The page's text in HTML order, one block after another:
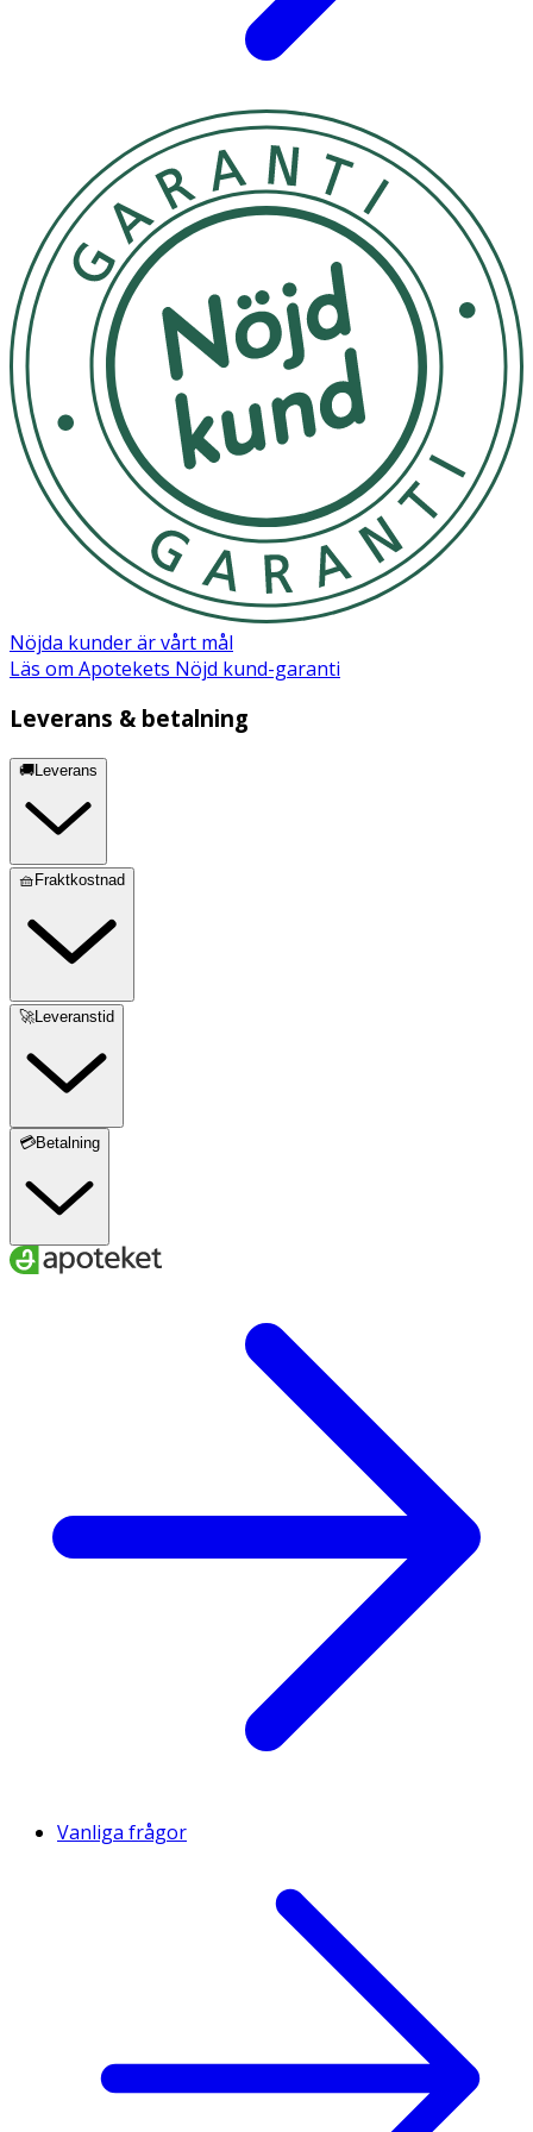
Nöjda kunder är vårt mål
Läs om Apotekets Nöjd kund-garanti
Leverans & betalning
🚚Leverans
🧺Fraktkostnad
🚀Leveranstid
💳Betalning
Vanliga frågor